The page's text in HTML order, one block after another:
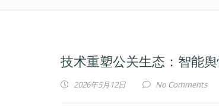
技术重塑公关生态：智能
2026年5月12日 No Comments